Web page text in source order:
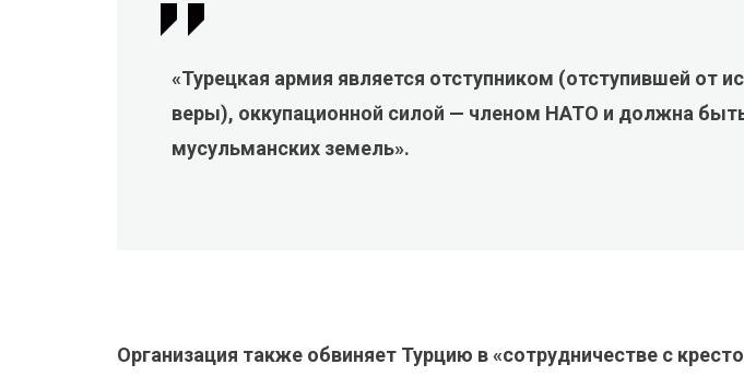
«Турецкая армия является отступником (отступившей от
веры), оккупационной силой — членом НАТО и должна быть
мусульманских земель».
Организация также обвиняет Турцию в «сотрудничестве с